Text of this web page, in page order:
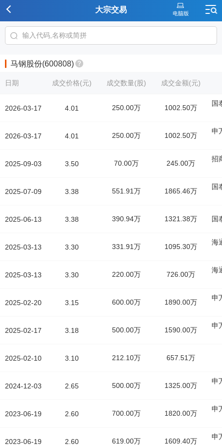
大宗交易
马钢股份(600808)
日期
2026-03-17
2026-03-17
2025-09-03
2025-07-09
2025-06-13
2025-03-13
2025-03-13
2025-02-20
2025-02-17
2025-02-10
2024-12-03
2023-06-19
2023-06-19
成交价格(元) 成交数量(股) 成交金额(元)
4.01 250.00万 1002.50万
国
4.01 250.00万 1002.50万
申
3.50 70.00万 245.00万
招
3.38 551.91万 1865.46万
国
3.38 390.94万 1321.38万 国
3.30 331.91万 1095.30万
海
3.30 220.00万 726.00万
海
3.15 600.00万 1890.00万
申
3.18 500.00万 1590.00万
申
3.10 212.10万 657.51万
2.65 500.00万 1325.00万
申
2.60 700.00万 1820.00万
申
2.60 619.00万 1609.40万
申